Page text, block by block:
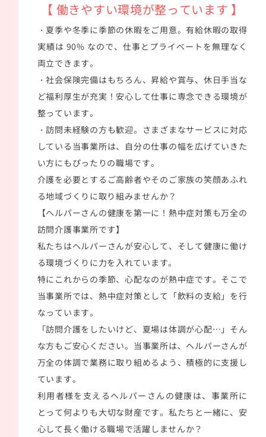
【 働きやすい環境が整っています 】
・夏季や冬季に季節の休暇をご用意。有給休暇の取得
実績は 90% なので、仕事とプライベートを無理なく
両立できます。
・社会保険完備はもちろん、昇給や賞与、休日手当な
ど福利厚生が充実！安心して仕事に専念できる環境が
整っています。
・訪問未経験の方も歓迎。さまざまなサービスに対応
している当事業所は、自分の仕事の幅を広げていきた
い方にもぴったりの職場です。
介護を必要とするご高齢者やそのご家族の笑顔あふれ
る地域づくりに取り組みませんか？
【ヘルパーさんの健康を第一に！熱中症対策も万全の
訪問介護事業所です】
私たちはヘルパーさんが安心して、そして健康に働け
る環境づくりに力を入れています。
特にこれからの季節、心配なのが熱中症です。そこで
当事業所では、熱中症対策として「飲料の支給」を行
なっています。
「訪問介護をしたいけど、夏場は体調が心配…」そん
な方もご安心ください。当事業所は、ヘルパーさんが
万全の体調で業務に取り組めるよう、積極的に支援し
ています。
利用者様を支えるヘルパーさんの健康は、事業所に
とって何よりも大切な財産です。私たちと一緒に、安
心して長く働ける職場で活躍しませんか？